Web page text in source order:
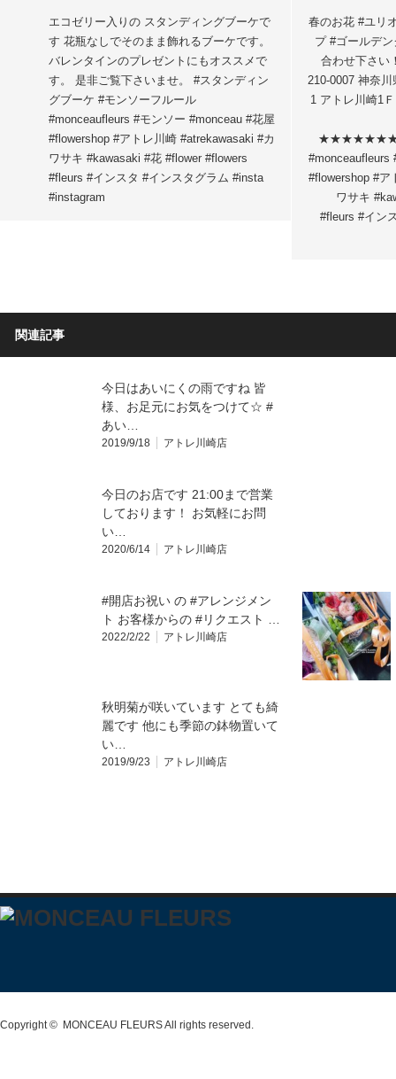
エコゼリー入りの スタンディングブーケで
す 花瓶なしでそのまま飾れるブーケです。
バレンタインのプレゼントにもオススメで
す。 是非ご覧下さいませ。 #スタンディン
グブーケ #モンソーフルール
#monceaufleurs #モンソー #monceau #花屋
#flowershop #アトレ川崎 #atrekawasaki #カ
ワサキ #kawasaki #花 #flower #flowers
#fleurs #インスタ #インスタグラム #insta
#instagram
春のお花 #ユリ
プ #ゴールデ
合わせ下
210-0007 神奈
1 アトレ川崎1
#monceaufleurs
#flowershop #ア
ワサキ
#fleurs #イン
関連記事
今日はあいにくの雨ですね️ 皆
様、お足元にお気をつけて☆ #
あい…
2019/9/18 アトレ川崎店
今日のお店です 21:00まで営業
しております！ お気軽にお問
い…
2020/6/14 アトレ川崎店
#開店お祝い の #アレンジメン
ト お客様からの #リクエスト …
2022/2/22 アトレ川崎店
秋明菊が咲いています️ とても綺
麗です 他にも季節の鉢物置いて
い…
2019/9/23 アトレ川崎店
Copyright © MONCEAU FLEURSAll rights reserved.